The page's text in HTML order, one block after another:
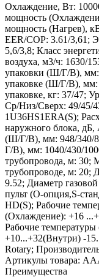
потолочные)
Super
Match
Охлаждение, Вт:
мощность
мощность (Нагрев),
EER/COP: 3.61/3,61;
5,6/3,8; Класс
воздуха, м3/ч: 1630/
упаковки (Ш/Г/В), мм:
упаковке (Ш/Г/В), мм:
упаковке, кг: 37/47;
Ср/Низ/Сверх: 49/45/
1U36HS1ERA(S);
наружного блока, дБ,
(Ш/Г/В), мм: 948/340/
Г/В), мм: 1040/430/
трубопровода, м: 30;
трубопроводе, м: 20;
9.52; Диаметр
пульт (O-опция,S-
HD(S); Рабочие
(Охлаждение): +16
Рабочие
+10...+32(Внутри) -
Rotary;
Артикулы товара:
Преимущества